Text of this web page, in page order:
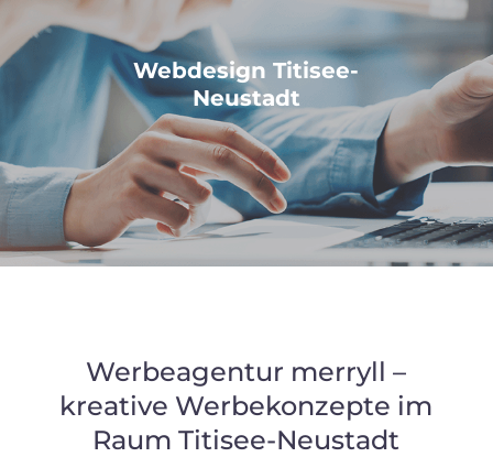
Webdesign Titisee-
Neustadt
Werbeagentur merryll –
kreative Werbekonzepte im
Raum Titisee-Neustadt